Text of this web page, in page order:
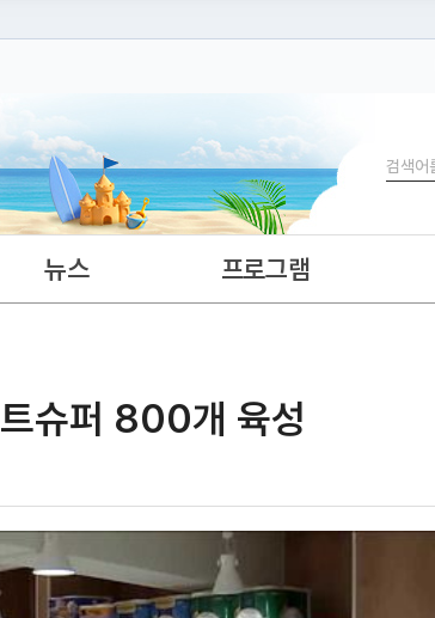
래 URL에서 도메인 주소를 확인해 보세요
검색
뉴스 프로그램
슈퍼 800개 육성